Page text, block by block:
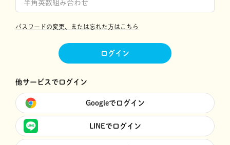
パスワードの変更、または忘れた方はこちら
ログイン
他サービスでログイン
Googleでログイン
LINEでログイン